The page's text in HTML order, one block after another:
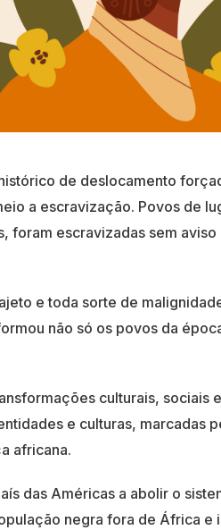
de deslocamento
a escravização. Povos de
foram escravizadas sem
e toda sorte de
não só os povos da
culturais, sociais
e culturas, marcadas
africana.
das Américas a abolir o
negra fora de África e